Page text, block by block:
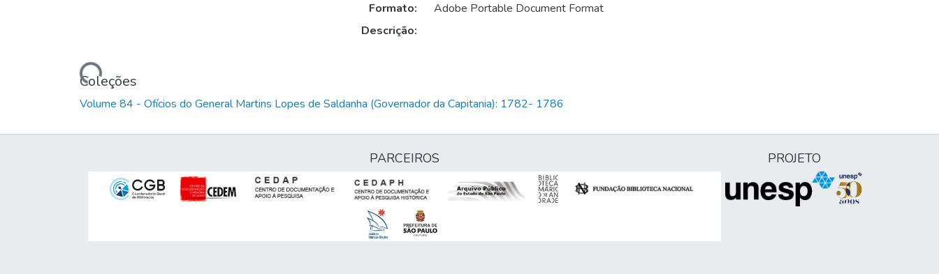
Carregando...
Formato:
Adobe Portable Document Format
Descrição:
Coleções
Volume 84 - Ofícios do General Martins Lopes de Saldanha (Governador da Capitania): 1782- 1786
PARCEIROS PROJETO